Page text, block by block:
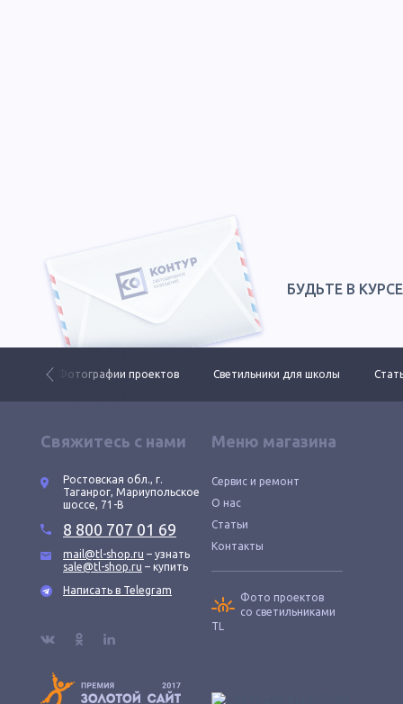
БУДЬТЕ В
Фотографии проектов Светильники для школы
Свяжитесь с нами
Ростовская обл., г.
Таганрог, Мариупольское
шоссе, 71-В
8 800 707 01 69
mail@tl-shop.ru – узнать
sale@tl-shop.ru – купить
Написать в Telegram
Меню магазина
Сервис и ремонт
О нас
Статьи
Контакты
Фото проектов
со светильниками
TL